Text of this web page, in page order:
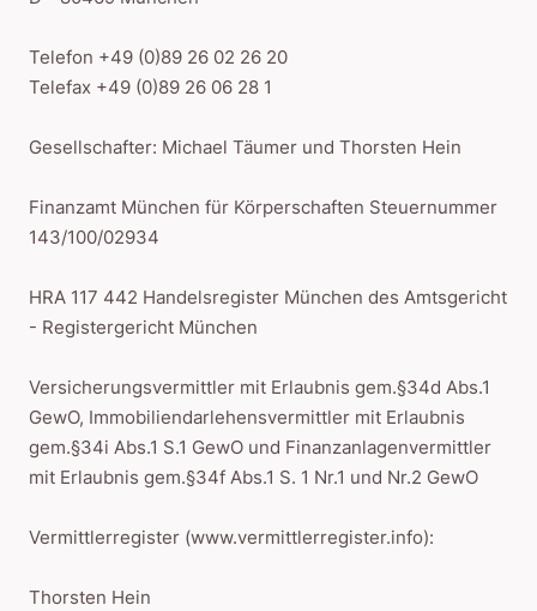
Telefon +49 (0)89 26 02 26 20
Telefax +49 (0)89 26 06 28 1
Gesellschafter: Michael Täumer und Thorsten Hein
Finanzamt München für Körperschaften Steuernummer
143/100/02934
HRA 117 442 Handelsregister München des Amtsgericht
- Registergericht München
Versicherungsvermittler mit Erlaubnis gem.§34d Abs.1
GewO, Immobiliendarlehensvermittler mit Erlaubnis
gem.§34i Abs.1 S.1 GewO und Finanzanlagenvermittler
mit Erlaubnis gem.§34f Abs.1 S. 1 Nr.1 und Nr.2 GewO
Vermittlerregister (www.vermittlerregister.info):
Thorsten Hein